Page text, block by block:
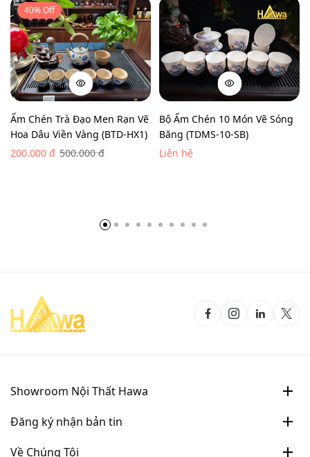
40% Off
Ấm Chén Trà Đạo Men Rạn Vẽ
Hoa Dâu Viền Vàng (BTD-HX1)
200.000 đ 500.000 đ
Bộ Ấm Chén 10 Món Vẽ Sóng
Băng (TDMS-10-SB)
Liên hệ
Showroom Nội Thất Hawa
Đăng ký nhận bản tin
Về Chúng Tôi